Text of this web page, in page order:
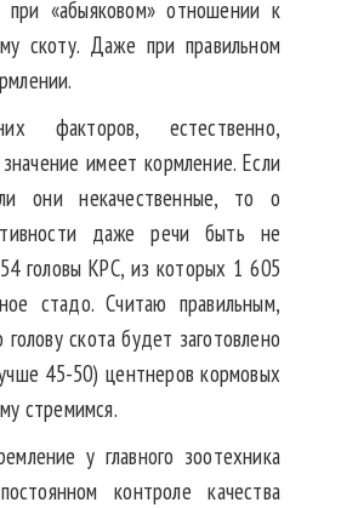
«абыяковом» отношении к
скоту. Даже при правильном
факторов, естественно,
имеет кормление. Если
они некачественные, то о
даже речи быть не
головы КРС, из которых 1 605
стадо. Считаю правильным,
скота будет заготовлено
45-50) центнеров кормовых
стремимся.
у главного зоотехника
контроле качества